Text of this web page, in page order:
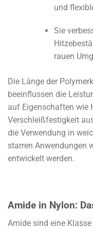
und
Sie
rauen
Die Länge der
beeinflussen die
auf Eigenschaften wie
Verschleißfestigkeit
die Verwendung in
starren Anwendungen
entwickelt werden.
Amide in Nylon:
Amide sind eine